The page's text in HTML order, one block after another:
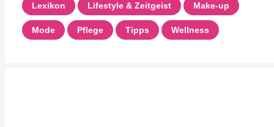
Lexikon Lifestyle & Zeitgeist Make-up
Mode Pflege Tipps Wellness